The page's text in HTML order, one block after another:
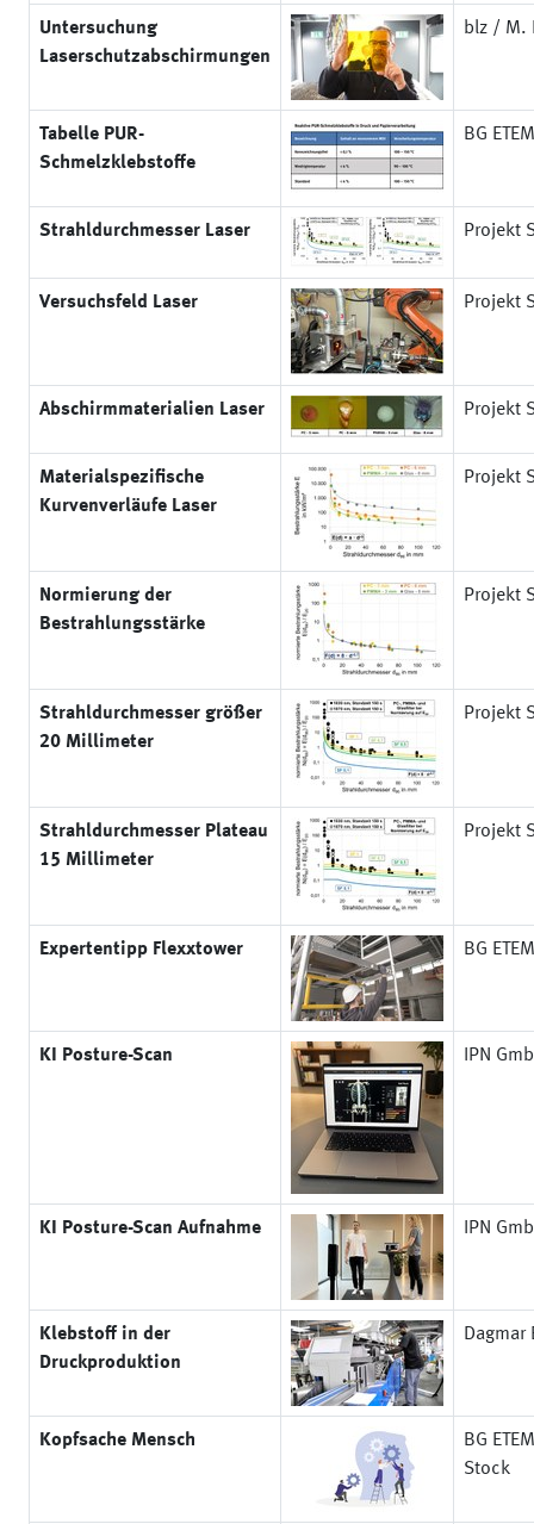
Untersuchung
Laserschutzabschirmungen
blz / M.
Tabelle PUR-
Schmelzklebstoffe
BG ETEM
Strahldurchmesser Laser Projekt
Versuchsfeld Laser Projekt
Abschirmmaterialien Laser Projekt
Materialspezifische
Kurvenverläufe Laser
Projekt
Normierung der
Bestrahlungsstärke
Projekt
Strahldurchmesser größer
20 Millimeter
Projekt
Strahldurchmesser Plateau
15 Millimeter
Projekt
Expertentipp Flexxtower BG ETEM
KI Posture-Scan IPN
KI Posture-Scan Aufnahme IPN
Klebstoff in der
Druckproduktion
Dagmar
Kopfsache Mensch
BG
Stock